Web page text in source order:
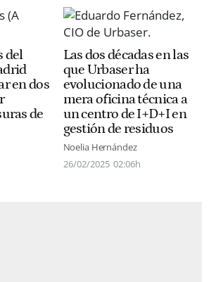
del
en dos
de
Las dos décadas en las
que Urbaser ha
evolucionado de una
mera oficina técnica a
un centro de I+D+I en
gestión de residuos
Noelia Hernández
26/02/2025 02:06h